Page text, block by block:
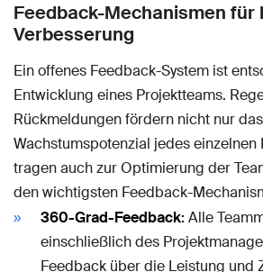
Feedback-Mechanismen
Verbesserung
Ein offenes Feedback-System ist
Entwicklung eines Projektteams.
Rückmeldungen fördern nicht nur
Wachstumspotenzial jedes
tragen auch zur Optimierung der
den wichtigsten Feedback-
360-Grad-Feedback:Alle
einschließlich des
Feedback über die Leistung und